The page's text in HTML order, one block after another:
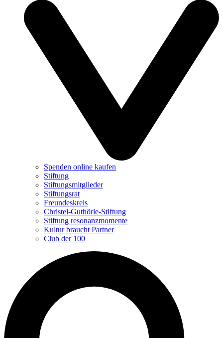
Spenden online kaufen
Stiftung
Stiftungsmitglieder
Stiftungsrat
Freundeskreis
Christel-Guthörle-Stiftung
Stiftung resonanzmomente
Kultur braucht Partner
Club der 100